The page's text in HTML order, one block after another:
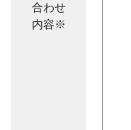
合わせ
内容※